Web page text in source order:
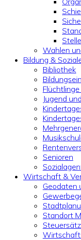
Wahlen
Bildung &
Bibliothek
Jugend
Senioren
Wirtschaft &
Geodaten
Standort